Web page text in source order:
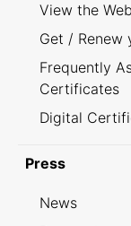
View the
Get /
Frequently
Certificates
Digital
Press
News